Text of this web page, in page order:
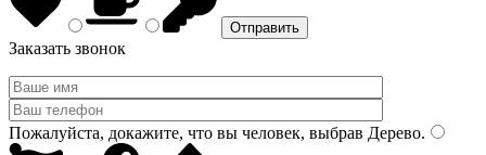
Заказать звонок
Пожалуйста, докажите, что вы человек, выбрав Дерево.